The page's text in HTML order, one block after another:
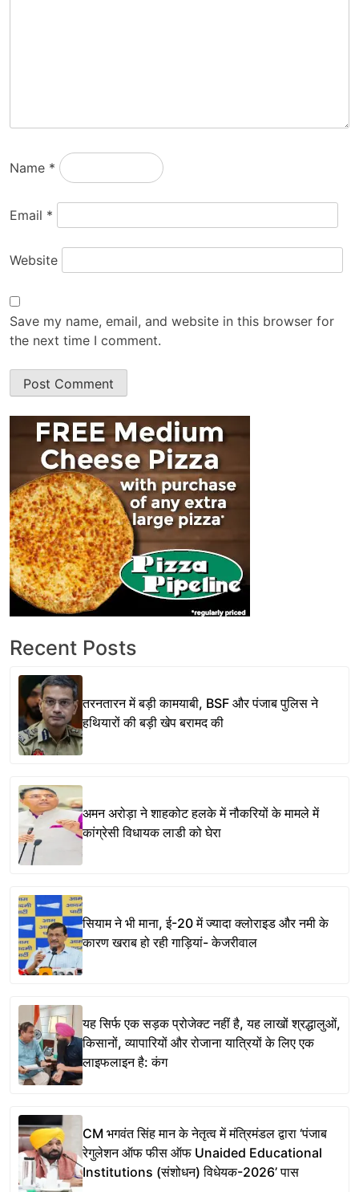
Name *
Email *
Website
Save my name, email, and website in this browser for
the next time I comment.
Recent Posts
तरनतारन में बड़ी कामयाबी, BSF और पंजाब पुलिस ने
हथियारों की बड़ी खेप बरामद की
अमन अरोड़ा ने शाहकोट हलके में नौकरियों के मामले में
कांग्रेसी विधायक लाडी को घेरा
सियाम ने भी माना, ई-20 में ज्यादा क्लोराइड और नमी के
कारण खराब हो रही गाड़ियां- केजरीवाल
यह सिर्फ एक सड़क प्रोजेक्ट नहीं है, यह लाखों श्रद्धालुओं,
किसानों, व्यापारियों और रोजाना यात्रियों के लिए एक
लाइफलाइन है: कंग
CM भगवंत सिंह मान के नेतृत्व में मंत्रिमंडल द्वारा ‘पंजाब
रेगुलेशन ऑफ फीस ऑफ Unaided Educational
Institutions (संशोधन) विधेयक-2026’ पास